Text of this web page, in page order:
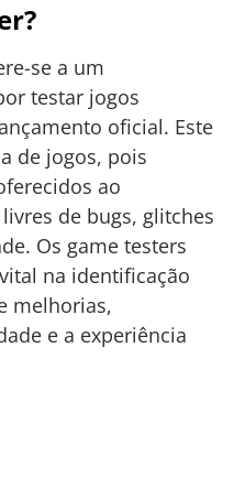
se a um
testar jogos
oficial. Este
de jogos, pois
ao
de bugs, glitches
Os game testers
na identificação
melhorias,
e a experiência